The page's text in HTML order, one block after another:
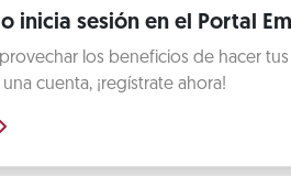
inicia sesión en el Portal
los beneficios de hacer tus
cuenta, ¡regístrate ahora!